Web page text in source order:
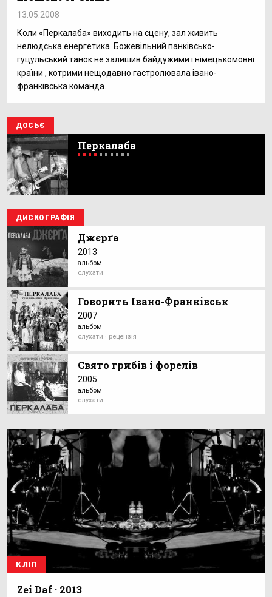
13.05.2008
Коли «Перкалаба» виходить на сцену, зал живить
нелюдська енергетика. Божевільний панківсько-
гуцульський танок не залишив байдужими і німецькомовні
країни , котрими нещодавно гастролювала івано-
франківська команда.
ДОСЬЄ
Перкалаба
ДИСКОГРАФІЯ
Джєрґа
2013
альбом
слухати
Говорить Івано-Франківськ
2007
альбом
слухати · рецензія
Свято грибiв i форелiв
2005
альбом
слухати
КЛІП
Zei Daf · 2013